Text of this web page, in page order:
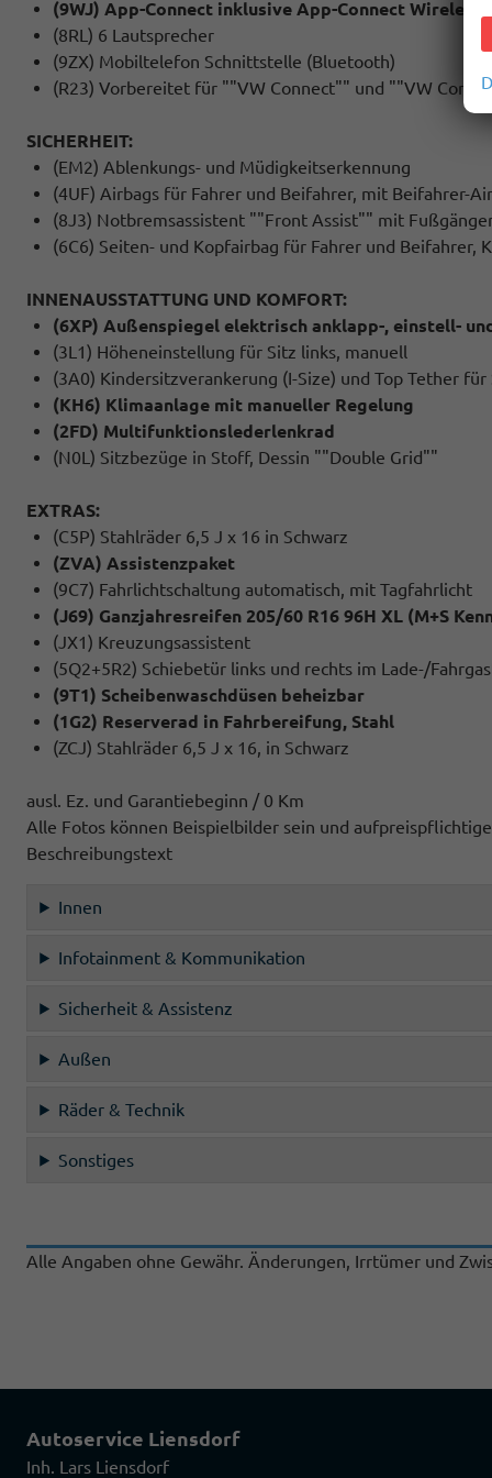
(9WJ) App-Connect inklusive App-Connect
(8RL) 6 Lautsprecher
(9ZX) Mobiltelefon Schnittstelle (Bluetooth)
(R23) Vorbereitet für ""VW Connect"" und ""VW
SICHERHEIT:
(EM2) Ablenkungs- und Müdigkeitserkennung
(4UF) Airbags für Fahrer und Beifahrer, mit Beifahrer-
(8J3) Notbremsassistent ""Front Assist"" mit
(6C6) Seiten- und Kopfairbag für Fahrer und
INNENAUSSTATTUNG UND KOMFORT:
(6XP) Außenspiegel elektrisch anklapp-, einstell-
(3L1) Höheneinstellung für Sitz links, manuell
(3A0) Kindersitzverankerung (I-Size) und Top Tether
(KH6) Klimaanlage mit manueller Regelung
(2FD) Multifunktionslederlenkrad
(N0L) Sitzbezüge in Stoff, Dessin ""Double Grid""
EXTRAS:
(C5P) Stahlräder 6,5 J x 16 in Schwarz
(ZVA) Assistenzpaket
(9C7) Fahrlichtschaltung automatisch, mit Tagfahrlicht
(J69) Ganzjahresreifen 205/60 R16 96H XL (M+S
(JX1) Kreuzungsassistent
(5Q2+5R2) Schiebetür links und rechts im Lade-/
(9T1) Scheibenwaschdüsen beheizbar
(1G2) Reserverad in Fahrbereifung, Stahl
(ZCJ) Stahlräder 6,5 J x 16, in Schwarz
ausl. Ez. und Garantiebeginn / 0 Km
Alle Fotos können Beispielbilder sein und
Beschreibungstext
Innen
Infotainment & Kommunikation
Sicherheit & Assistenz
Außen
Räder & Technik
Sonstiges
Alle Angaben ohne Gewähr. Änderungen, Irrtümer und
Autoservice Liensdorf
Inh. Lars Liensdorf